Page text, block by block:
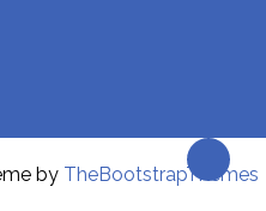
by TheBootstrapThemes